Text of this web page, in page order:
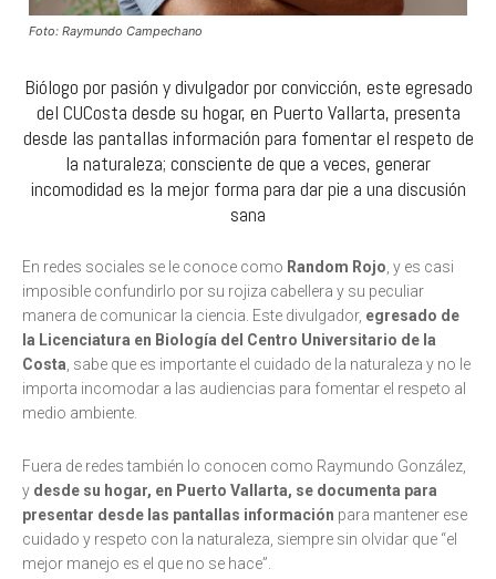
Foto: Raymundo Campechano
Biólogo por pasión y divulgador por convicción, este egresado
del CUCosta desde su hogar, en Puerto Vallarta, presenta
desde las pantallas información para fomentar el respeto de
la naturaleza; consciente de que a veces, generar
incomodidad es la mejor forma para dar pie a una discusión
sana
En redes sociales se le conoce como Random Rojo , y es casi
imposible confundirlo por su rojiza cabellera y su peculiar
manera de comunicar la ciencia. Este divulgador, egresado de
la Licenciatura en Biología del Centro Universitario de la
Costa , sabe que es importante el cuidado de la naturaleza y no le
importa incomodar a las audiencias para fomentar el respeto al
medio ambiente.
Fuera de redes también lo conocen como Raymundo González,
y desde su hogar, en Puerto Vallarta, se documenta para
presentar desde las pantallas información para mantener ese
cuidado y respeto con la naturaleza, siempre sin olvidar que “el
mejor manejo es el que no se hace”.